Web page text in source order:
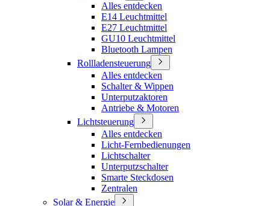
Alles entdecken
E14 Leuchtmittel
E27 Leuchtmittel
GU10 Leuchtmittel
Bluetooth Lampen
Rollladensteuerung
Alles entdecken
Schalter & Wippen
Unterputzaktoren
Antriebe & Motoren
Lichtsteuerung
Alles entdecken
Licht-Fernbedienungen
Lichtschalter
Unterputzschalter
Smarte Steckdosen
Zentralen
Solar & Energie